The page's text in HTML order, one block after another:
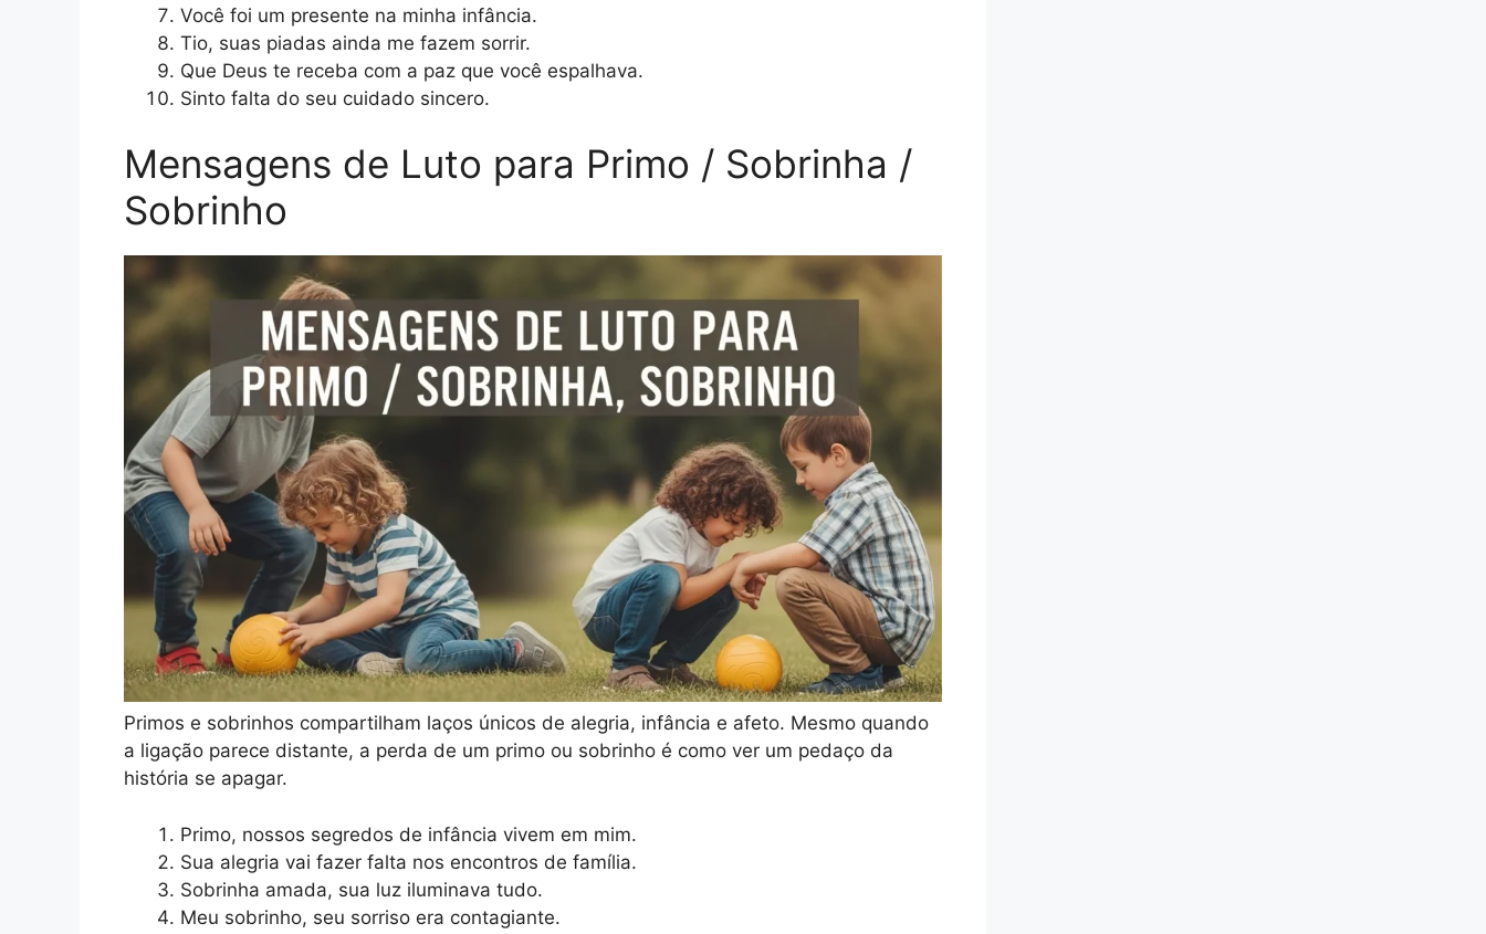
Você foi um presente na minha infância.
Tio, suas piadas ainda me fazem sorrir.
Que Deus te receba com a paz que você espalhava.
Sinto falta do seu cuidado sincero.
Mensagens de Luto para Primo / Sobrinha /
Sobrinho
Primos e sobrinhos compartilham laços únicos de alegria, infância e afeto. Mesmo quando
a ligação parece distante, a perda de um primo ou sobrinho é como ver um pedaço da
história se apagar.
Primo, nossos segredos de infância vivem em mim.
Sua alegria vai fazer falta nos encontros de família.
Sobrinha amada, sua luz iluminava tudo.
Meu sobrinho, seu sorriso era contagiante.